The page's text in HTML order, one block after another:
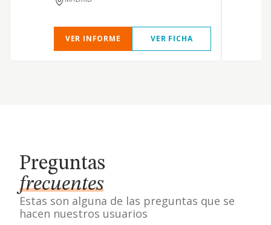
VER INFORME VER FICHA
Preguntas
frecuentes
Estas son alguna de las preguntas que se
hacen nuestros usuarios